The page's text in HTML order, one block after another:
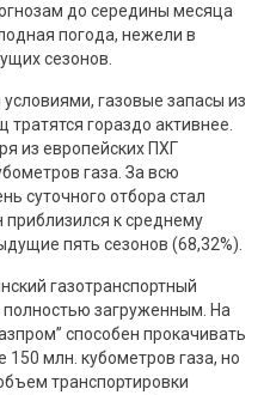
до середины месяца
погода, нежели в
сезонов.
газовые запасы из
гораздо активнее.
из европейских ПХГ
газа. За всю
суточного отбора стал
к среднему
пять сезонов (68,32%).
газотранспортный
полностью загруженным. На
способен прокачивать
150 млн. кубометров газа, но
транспортировки